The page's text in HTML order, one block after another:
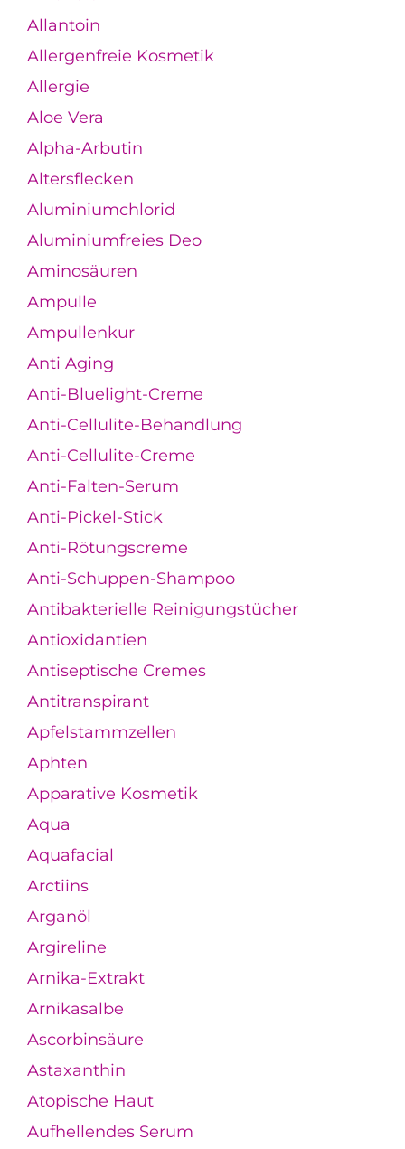
Allantoin
Allergenfreie Kosmetik
Allergie
Aloe Vera
Alpha-Arbutin
Altersflecken
Aluminiumchlorid
Aluminiumfreies Deo
Aminosäuren
Ampulle
Ampullenkur
Anti Aging
Anti-Bluelight-Creme
Anti-Cellulite-Behandlung
Anti-Cellulite-Creme
Anti-Falten-Serum
Anti-Pickel-Stick
Anti-Rötungscreme
Anti-Schuppen-Shampoo
Antibakterielle Reinigungstücher
Antioxidantien
Antiseptische Cremes
Antitranspirant
Apfelstammzellen
Aphten
Apparative Kosmetik
Aqua
Aquafacial
Arctiins
Arganöl
Argireline
Arnika-Extrakt
Arnikasalbe
Ascorbinsäure
Astaxanthin
Atopische Haut
Aufhellendes Serum